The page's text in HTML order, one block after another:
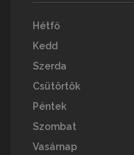
Hétfő
Kedd
Szerda
Csütörtök
Péntek
Szombat
Vasárnap